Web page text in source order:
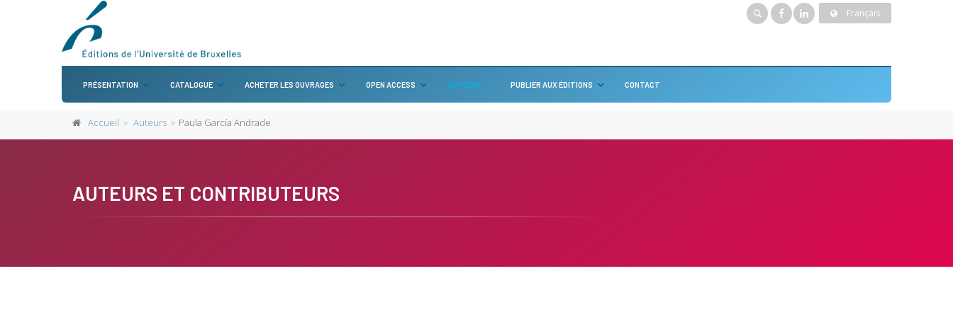
Français
PRÉSENTATION CATALOGUE ACHETER LES OUVRAGES OPEN ACCESS AUTEURS PUBLIER AUX ÉDITIONS CONTACT
Accueil Auteurs Paula García Andrade
AUTEURS ET CONTRIBUTEURS